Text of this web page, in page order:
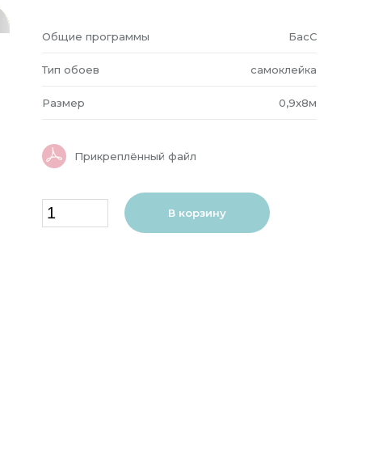
Общие программы БасС
Тип обоев самоклейка
Размер 0,9x8м
Прикреплённый файл
В корзину